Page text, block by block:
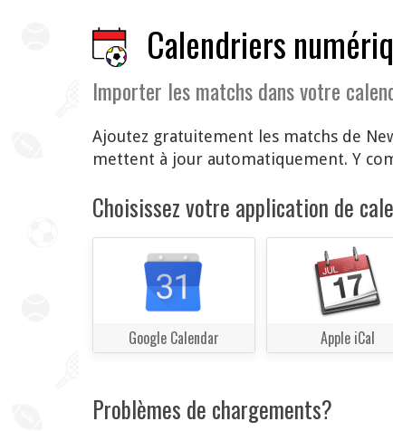
Calendriers
Importer les matchs dans votre
Ajoutez gratuitement les matchs de
mettent à jour automatiquement. Y
Choisissez votre application de
Google Calendar Apple iCal
Problèmes de chargements?